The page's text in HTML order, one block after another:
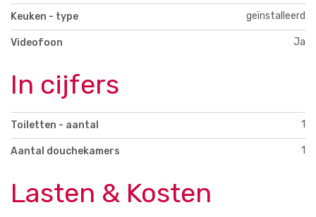
Keuken - type geïnstalleerd
Videofoon Ja
In cijfers
Toiletten - aantal 1
Aantal douchekamers 1
Lasten & Kosten